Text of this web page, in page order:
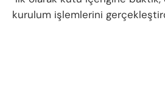
kurulum işlemlerini